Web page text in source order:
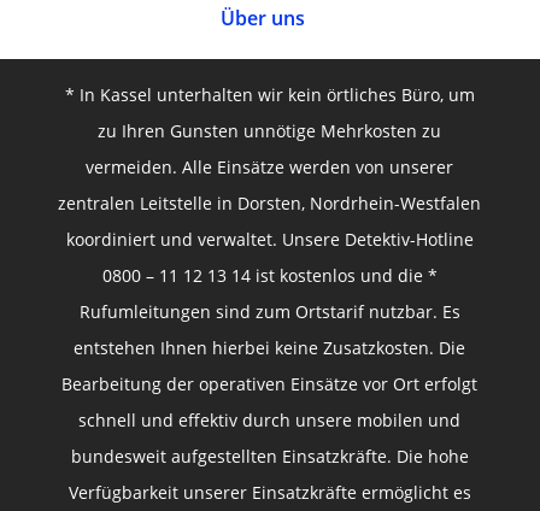
Über uns
* In Kassel unterhalten wir kein örtliches Büro, um
zu Ihren Gunsten unnötige Mehrkosten zu
vermeiden. Alle Einsätze werden von unserer
zentralen Leitstelle in Dorsten, Nordrhein-Westfalen
koordiniert und verwaltet. Unsere Detektiv-Hotline
0800 – 11 12 13 14 ist kostenlos und die *
Rufumleitungen sind zum Ortstarif nutzbar. Es
entstehen Ihnen hierbei keine Zusatzkosten. Die
Bearbeitung der operativen Einsätze vor Ort erfolgt
schnell und effektiv durch unsere mobilen und
bundesweit aufgestellten Einsatzkräfte. Die hohe
Verfügbarkeit unserer Einsatzkräfte ermöglicht es